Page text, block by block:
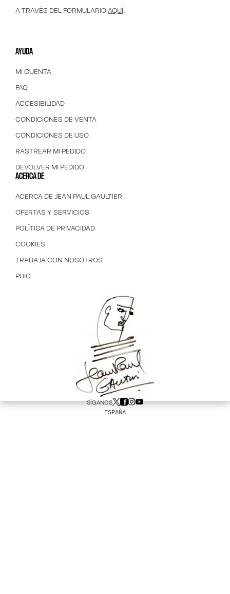
A TRAVÉS DEL FORMULARIOAQUÍ.
AYUDA
MI CUENTA
FAQ
ACCESIBILIDAD
CONDICIONES DE VENTA
CONDICIONES DE USO
RASTREAR MI PEDIDO
DEVOLVER MI PEDIDO
ACERCA DE
ACERCA DE JEAN PAUL GAULTIER
OFERTAS Y SERVICIOS
POLÍTICA DE PRIVACIDAD
COOKIES
TRABAJA CON NOSOTROS
PUIG
SÍGANOS
ESPAÑA